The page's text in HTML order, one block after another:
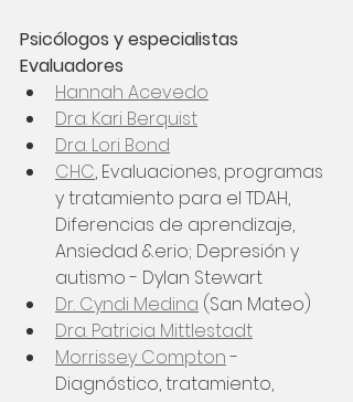
Psicólogos y especialistas
Evaluadores
Hannah Acevedo
Dra. Kari Berquist
Dra. Lori Bond
CHC, Evaluaciones, programas
y tratamiento para el TDAH,
Diferencias de aprendizaje,
Ansiedad &erio; Depresión y
autismo - Dylan Stewart
Dr. Cyndi Medina (San Mateo)
Dra. Patricia Mittlestadt
Morrissey Compton -
Diagnóstico, tratamiento,